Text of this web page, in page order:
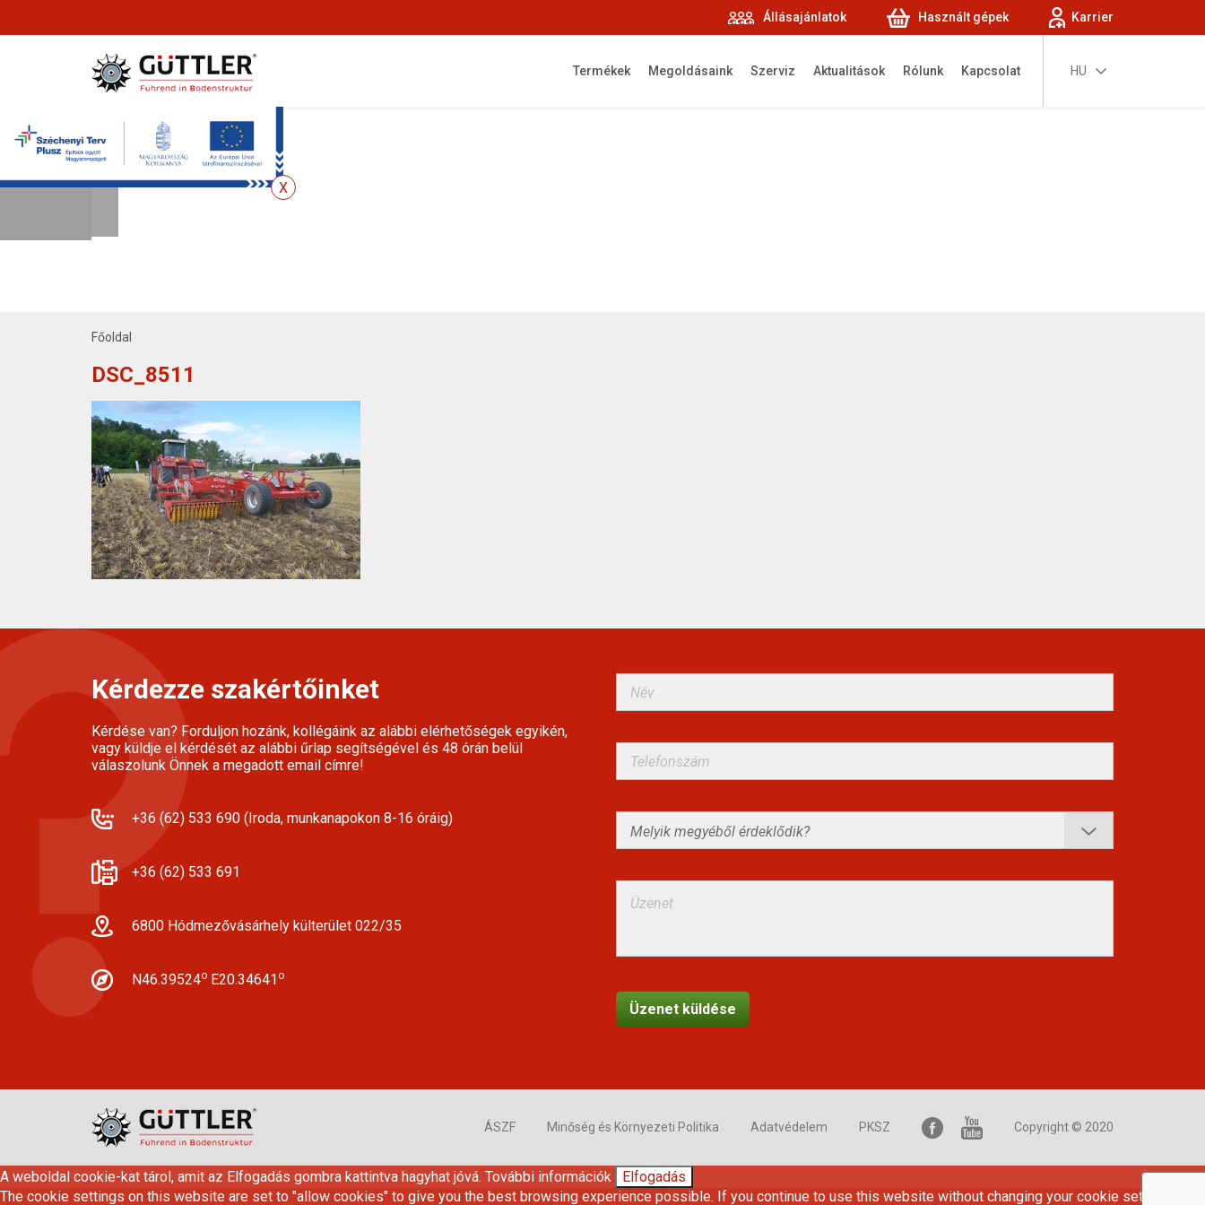
Állásajánlatok Használt gépek Karrier
HU
Termékek Megoldásaink Szerviz Aktualitások Rólunk Kapcsolat
Főoldal
DSC_8511
Kérdezze szakértőinket
Kérdése van? Forduljon hozánk, kollégáink az alábbi elérhetőségek egyikén,
vagy küldje el kérdését az alábbi űrlap segítségével és 48 órán belül
válaszolunk Önnek a megadott email címre!
+36 (62) 533 690 (Iroda, munkanapokon 8-16 óráig)
+36 (62) 533 691
6800 Hódmezővásárhely külterület 022/35
N46.39524o E20.34641 o
ÁSZF Minőség és Környezeti Politika Adatvédelem PKSZ Copyright © 2020
A weboldal cookie-kat tárol, amit az Elfogadás gombra kattintva hagyhat jóvá. További információk
Elfogadás
The cookie settings on this website are set to "allow cookies" to give you the best browsing experience possible. If you continue to use this website without changing your cookie settings or